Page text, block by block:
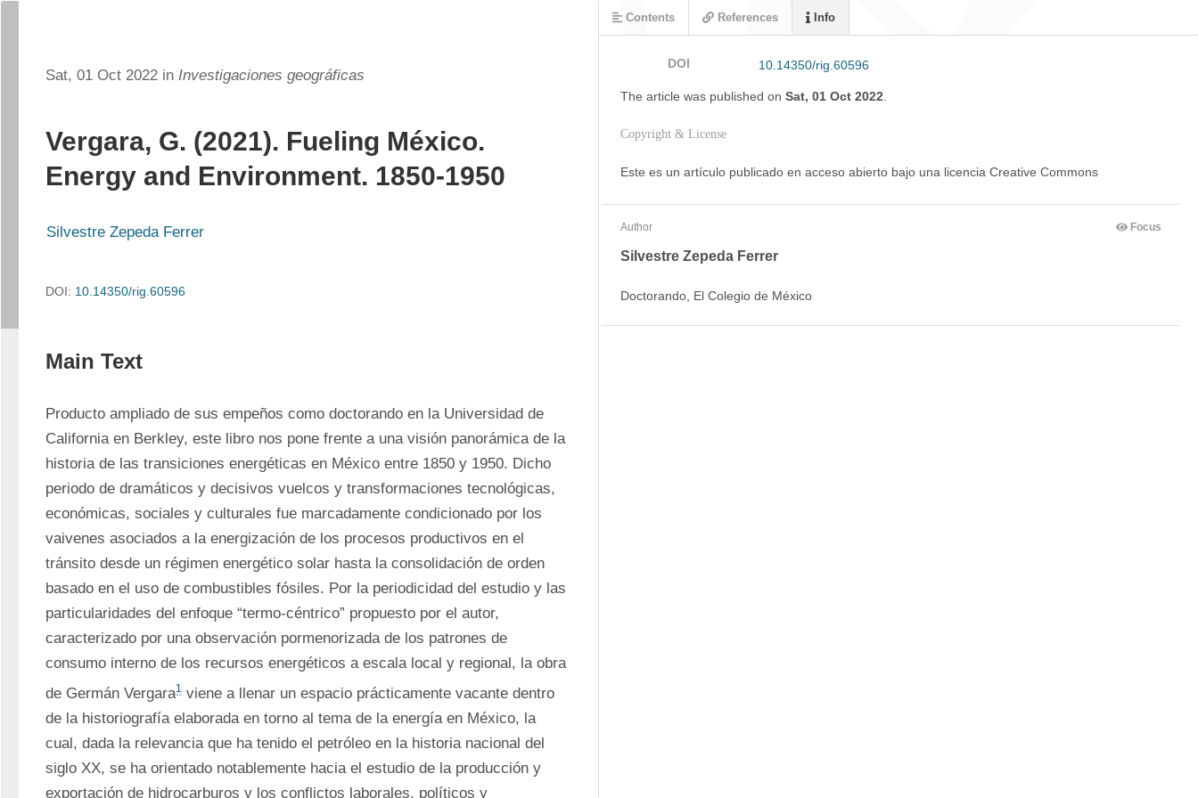
Sat, 01 Oct 2022 in Investigaciones geográficas
Vergara, G. (2021). Fueling México.
Energy and Environment. 1850-1950
Silvestre Zepeda Ferrer
DOI: 10.14350/rig.60596
Main Text
Producto ampliado de sus empeños como doctorando en la Universidad de
California en Berkley, este libro nos pone frente a una visión panorámica de la
historia de las transiciones energéticas en México entre 1850 y 1950. Dicho
periodo de dramáticos y decisivos vuelcos y transformaciones tecnológicas,
económicas, sociales y culturales fue marcadamente condicionado por los
vaivenes asociados a la energización de los procesos productivos en el
tránsito desde un régimen energético solar hasta la consolidación de orden
basado en el uso de combustibles fósiles. Por la periodicidad del estudio y las
particularidades del enfoque “termo-céntrico” propuesto por el autor,
caracterizado por una observación pormenorizada de los patrones de
consumo interno de los recursos energéticos a escala local y regional, la obra
de Germán Vergara1 viene a llenar un espacio prácticamente vacante dentro
de la historiografía elaborada en torno al tema de la energía en México, la
cual, dada la relevancia que ha tenido el petróleo en la historia nacional del
siglo XX, se ha orientado notablemente hacia el estudio de la producción y
exportación de hidrocarburos y los conflictos laborales, políticos y
DOI 10.14350/rig.60596
The article was published on Sat, 01 Oct 2022
Copyright & License
Este es un artículo publicado en acceso abierto bajo una licencia Creative Commons
Author Focus
Silvestre Zepeda Ferrer
Doctorando, El Colegio de México
Contents References Info